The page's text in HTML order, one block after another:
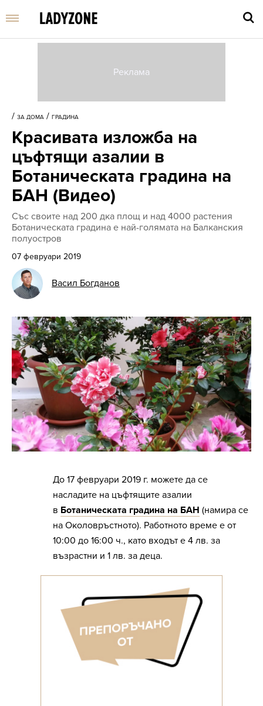
/ ЗА ДОМА / ГРАДИНА
Красивата изложба на
цъфтящи азалии в
Ботаническата градина на
БАН (Видео)
Със своите над 200 дка площ и над 4000 растения
Ботаническата градина е най-голямата на Балканския
полуостров
07 февруари 2019
Васил Богданов
До 17 февруари 2019 г. можете да се
насладите на цъфтящите азалии
в Ботаническата градина на БАН (намира се
на Околовръстното). Работното време е от
10:00 до 16:00 ч., като входът е 4 лв. за
възрастни и 1 лв. за деца.